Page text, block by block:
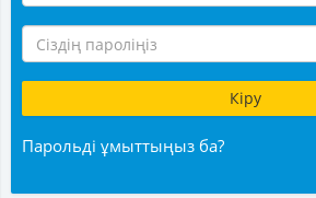
Парольді ұмыттыңыз ба?